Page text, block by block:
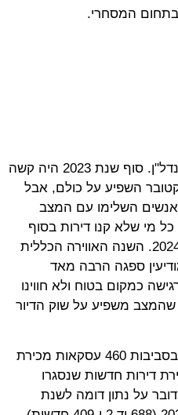
המסחרי.
שנת 2024 הייתה שנה טובה בנדל"ן. סוף שנת 2023 היה קשה
השפיע על כולם, אבל
השלימו עם המצב
מי שלא קנו דירות בסוף
2023, חיכו קצת וקנו בתחילת 2024. השנה האווירה הכללית
ספגה הרבה מאד
כמקום בטוח ולא חווינו
משפיע על שוק הדיור
אני מעריך שהנתון הסופי יהיה בסביבות 460 עסקאות מכירת
מכירת דירות חדשות שנסגרו
במהלך שנת 2024. מדובר על נתון דומה לשנת